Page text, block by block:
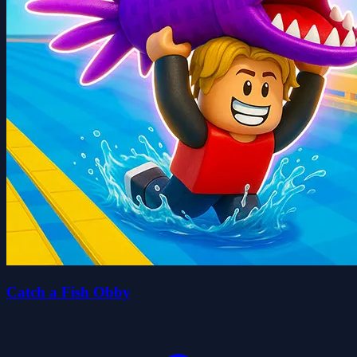
Catch a Fish Obby